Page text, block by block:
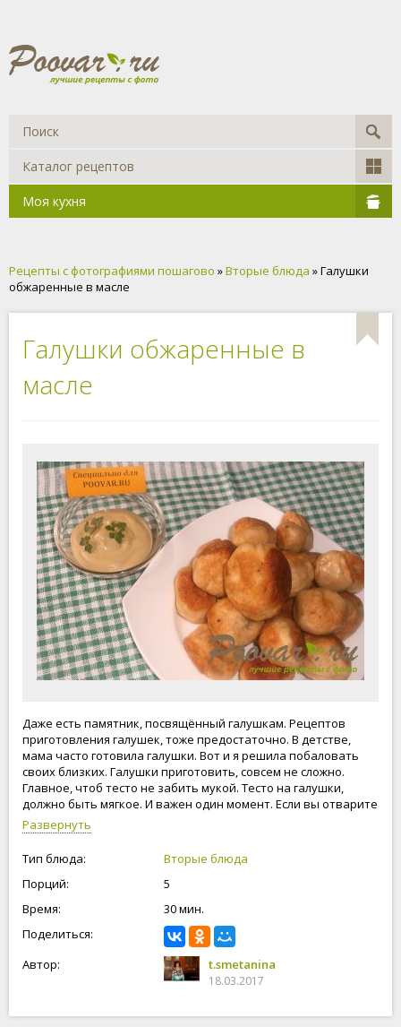
Каталог рецептов
Моя кухня
Рецепты с фотографиями пошагово »Вторые блюда » Галушки
обжаренные в масле
Галушки обжаренные в
масле
Даже есть памятник, посвящённый галушкам. Рецептов
приготовления галушек, тоже предостаточно. В детстве,
мама часто готовила галушки. Вот и я решила побаловать
своих близких. Галушки приготовить, совсем не сложно.
Главное, чтоб тесто не забить мукой. Тесто на галушки,
должно быть мягкое. И важен один момент. Если вы отварите
галушки на пару, они получаются намного вкуснее, чем их
отварить в воде. А чтобы, галушки получились ещё вкуснее,
мы их обжарить на сковороде! Приступим!
Развернуть
Тип блюда:
Вторые блюда
Порций:
5
Время:
30 мин.
Поделиться:
Автор:
t.smetanina
18.03.2017